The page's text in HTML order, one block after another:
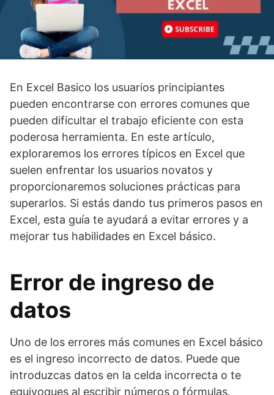
En Excel Basico los usuarios principiantes
pueden encontrarse con errores comunes que
pueden dificultar el trabajo eficiente con esta
poderosa herramienta. En este artículo,
exploraremos los errores típicos en Excel que
suelen enfrentar los usuarios novatos y
proporcionaremos soluciones prácticas para
superarlos. Si estás dando tus primeros pasos en
Excel, esta guía te ayudará a evitar errores y a
mejorar tus habilidades en Excel básico.
Error de ingreso de
datos
Uno de los errores más comunes en Excel básico
es el ingreso incorrecto de datos. Puede que
introduzcas datos en la celda incorrecta o te
equivoques al escribir números o fórmulas.